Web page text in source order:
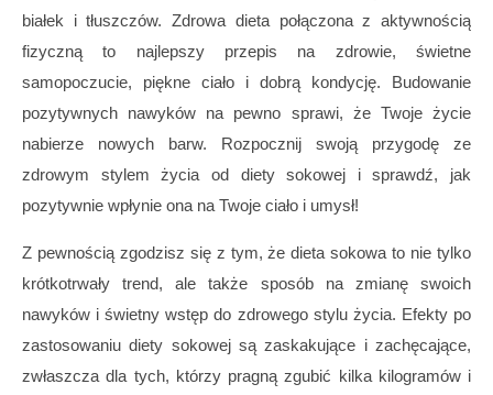
białek i tłuszczów. Zdrowa dieta połączona z aktywnością
fizyczną to najlepszy przepis na zdrowie, świetne
samopoczucie, piękne ciało i dobrą kondycję. Budowanie
pozytywnych nawyków na pewno sprawi, że Twoje życie
nabierze nowych barw. Rozpocznij swoją przygodę ze
zdrowym stylem życia od diety sokowej i sprawdź, jak
pozytywnie wpłynie ona na Twoje ciało i umysł!
Z pewnością zgodzisz się z tym, że dieta sokowa to nie tylko
krótkotrwały trend, ale także sposób na zmianę swoich
nawyków i świetny wstęp do zdrowego stylu życia. Efekty po
zastosowaniu diety sokowej są zaskakujące i zachęcające,
zwłaszcza dla tych, którzy pragną zgubić kilka kilogramów i